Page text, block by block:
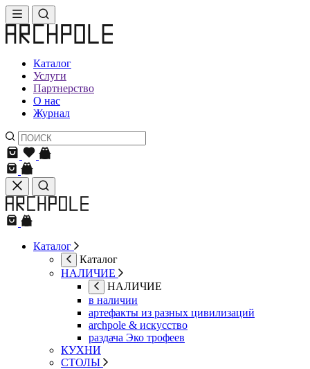
Каталог
Услуги
Партнерство
О нас
Журнал
Каталог
Каталог
НАЛИЧИЕ
НАЛИЧИЕ
в наличии
артефакты из разных цивилизаций
archpole & искусство
раздача Эко трофеев
КУХНИ
СТОЛЫ